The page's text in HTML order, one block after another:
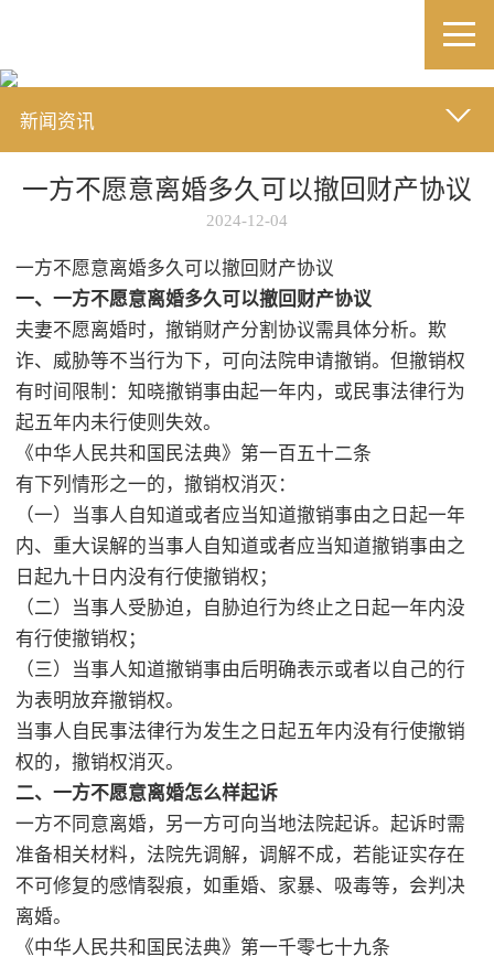
新闻资讯
一方不愿意离婚多久可以撤回财产协议
2024-12-04
一方不愿意离婚多久可以撤回财产协议
一、一方不愿意离婚多久可以撤回财产协议
夫妻不愿离婚时，撤销财产分割协议需具体分析。欺
诈、威胁等不当行为下，可向法院申请撤销。但撤销权
有时间限制：知晓撤销事由起一年内，或民事法律行为
起五年内未行使则失效。
《中华人民共和国民法典》第一百五十二条
有下列情形之一的，撤销权消灭：
（一）当事人自知道或者应当知道撤销事由之日起一年
内、重大误解的当事人自知道或者应当知道撤销事由之
日起九十日内没有行使撤销权；
（二）当事人受胁迫，自胁迫行为终止之日起一年内没
有行使撤销权；
（三）当事人知道撤销事由后明确表示或者以自己的行
为表明放弃撤销权。
当事人自民事法律行为发生之日起五年内没有行使撤销
权的，撤销权消灭。
二、一方不愿意离婚怎么样起诉
一方不同意离婚，另一方可向当地法院起诉。起诉时需
准备相关材料，法院先调解，调解不成，若能证实存在
不可修复的感情裂痕，如重婚、家暴、吸毒等，会判决
离婚。
《中华人民共和国民法典》第一千零七十九条